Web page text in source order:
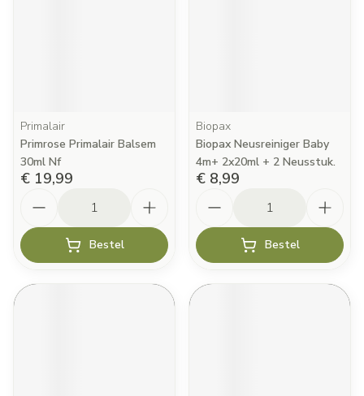
Primalair
Primrose Primalair Balsem
30ml Nf
€ 19,99
Bestel
Biopax
Biopax Neusreiniger Baby
4m+ 2x20ml + 2 Neusstuk.
€ 8,99
Bestel